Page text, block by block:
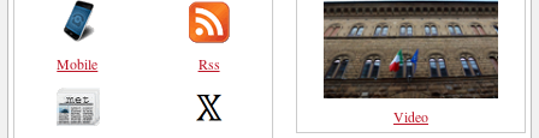
Mobile Rss
Video